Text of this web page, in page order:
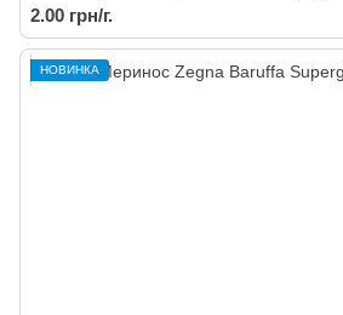
2.00 грн/г.
НОВИНКА